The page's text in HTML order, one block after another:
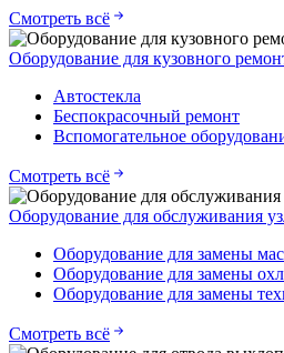
Смотреть всё
Оборудование для кузовного
Автостекла
Беспокрасочный ремонт
Вспомогательное
Смотреть всё
Оборудование для обслуживания
Оборудование для замены
Оборудование для замены
Оборудование для замены
Смотреть всё